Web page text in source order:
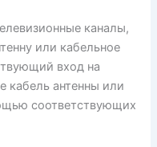
каналы,
или кабельное
вход на
кабель антенны или
соответствующих